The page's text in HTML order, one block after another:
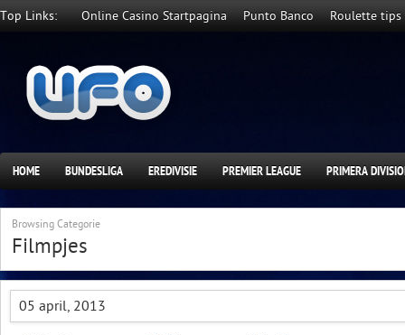
Top Links: Online Casino Startpagina Punto Banco Roulette tips
HOME BUNDESLIGA EREDIVISIE PREMIER LEAGUE PRIMERA
Browsing Categorie
Filmpjes
05 april, 2013